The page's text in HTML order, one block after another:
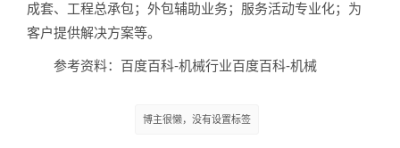
成套、工程总承包；外包辅助业务；服务活动专业化；为
客户提供解决方案等。
参考资料：百度百科-机械行业百度百科-机械
博主很懒，没有设置标签